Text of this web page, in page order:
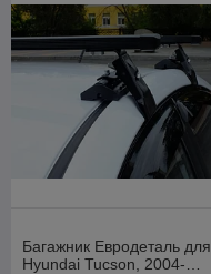
Багажник Евродеталь для
Hyundai Tucson, 2004-…